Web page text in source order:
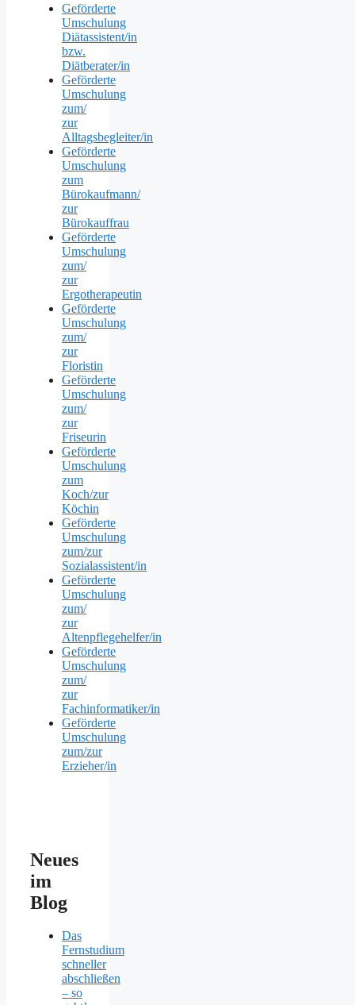
Geförderte
Umschulung
Diätassistent/in
bzw.
Diätberater/in
Geförderte
Umschulung
zum/
zur
Alltagsbegleiter/in
Geförderte
Umschulung
zum
Bürokaufmann/
zur
Bürokauffrau
Geförderte
Umschulung
zum/
zur
Ergotherapeutin
Geförderte
Umschulung
zum/
zur
Floristin
Geförderte
Umschulung
zum/
zur
Friseurin
Geförderte
Umschulung
zum
Koch/zur
Köchin
Geförderte
Umschulung
zum/zur
Sozialassistent/in
Geförderte
Umschulung
zum/
zur
Altenpflegehelfer/in
Geförderte
Umschulung
zum/
zur
Fachinformatiker/in
Geförderte
Umschulung
zum/zur
Erzieher/in
Neues
im
Blog
Das
Fernstudium
schneller
abschließen
– so